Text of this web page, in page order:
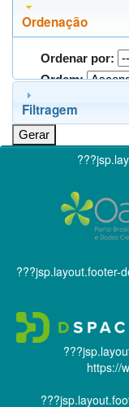
Ordenação
Ordenar por:
Ordem:
Filtragem
???jsp.layout.footer-
https://